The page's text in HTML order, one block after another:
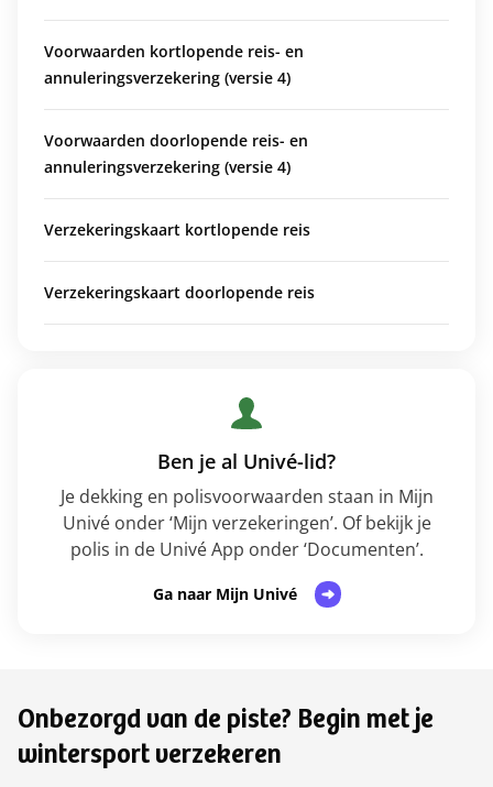
Voorwaarden kortlopende reis- en
annuleringsverzekering (versie 4)
Voorwaarden doorlopende reis- en
annuleringsverzekering (versie 4)
Verzekeringskaart kortlopende reis
Verzekeringskaart doorlopende reis
Ben je al Univé-lid?
Je dekking en polisvoorwaarden staan in Mijn
Univé onder ‘Mijn verzekeringen’. Of bekijk je
polis in de Univé App onder ‘Documenten’.
Ga naar Mijn Univé
Onbezorgd van de piste? Begin met je
wintersport verzekeren